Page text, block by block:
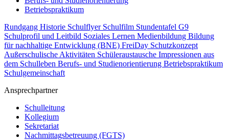
Betriebspraktikum
Rundgang Historie Schulflyer Schulfilm Stundentafel G9
Schulprofil und Leitbild Soziales Lernen Medienbildung Bildung
für nachhaltige Entwicklung (BNE) FreiDay Schutzkonzept
Außerschulische Aktivitäten Schüleraustausche Impressionen aus
dem Schulleben Berufs- und Studienorientierung Betriebspraktikum
Schulgemeinschaft
Ansprechpartner
Schulleitung
Kollegium
Sekretariat
Nachmittagsbetreuung (FGTS)